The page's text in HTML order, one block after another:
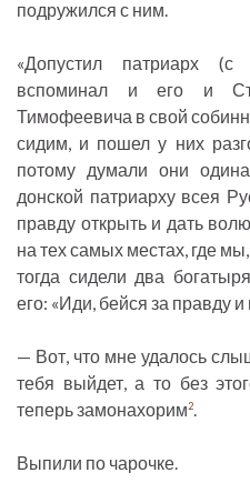
подружился с ним.
«Допустил патриарх
вспоминал и его и
Тимофеевича в свой
сидим, и пошел у них
потому думали они
донской патриарху всея
правду открыть и дать
на тех самых местах, где
тогда сидели два
его: «Иди, бейся за правду
— Вот, что мне удалось
тебя выйдет, а то без
теперь замонахорим2.
Выпили по чарочке.